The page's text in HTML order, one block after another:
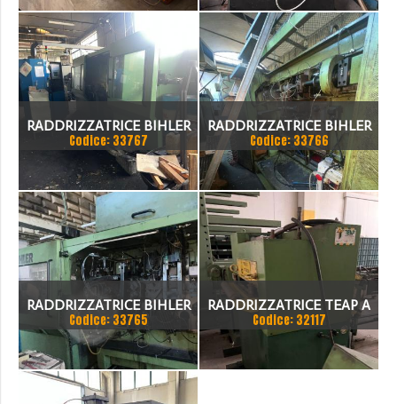
RADDRIZZATRICE BIHLER
Codice: 33767
RADDRIZZATRICE BIHLER
Codice: 33766
RADDRIZZATRICE BIHLER
GMR 80
Codice: 33765
RADDRIZZATRICE TEAP A
500MM COM ASPO
Codice: 32117